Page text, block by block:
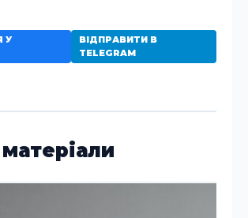
У
ВІДПРАВИТИ В
TELEGRAM